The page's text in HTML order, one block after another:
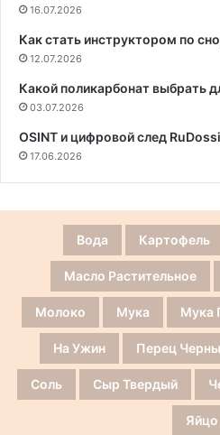
16.07.2026
Как стать инструктором по
12.07.2026
Какой поликарбонат выбрать
03.07.2026
OSINT и цифровой след
17.06.2026
Вода Картофель
Масло Растительное
Молоко Мука Мука
На Ужин Перец
Соль Сыр Твердый
Яйцо